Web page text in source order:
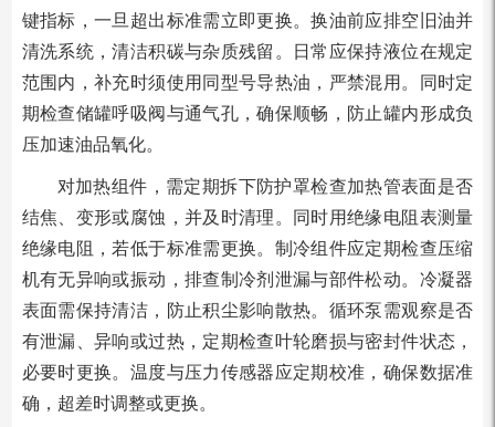
键指标，一旦超出标准需立即更换。换油前应排空旧油并
清洗系统，清洁积碳与杂质残留。日常应保持液位在规定
范围内，补充时须使用同型号导热油，严禁混用。同时定
期检查储罐呼吸阀与通气孔，确保顺畅，防止罐内形成负
压加速油品氧化。
对加热组件，需定期拆下防护罩检查加热管表面是否
结焦、变形或腐蚀，并及时清理。同时用绝缘电阻表测量
绝缘电阻，若低于标准需更换。制冷组件应定期检查压缩
机有无异响或振动，排查制冷剂泄漏与部件松动。冷凝器
表面需保持清洁，防止积尘影响散热。循环泵需观察是否
有泄漏、异响或过热，定期检查叶轮磨损与密封件状态，
必要时更换。温度与压力传感器应定期校准，确保数据准
确，超差时调整或更换。